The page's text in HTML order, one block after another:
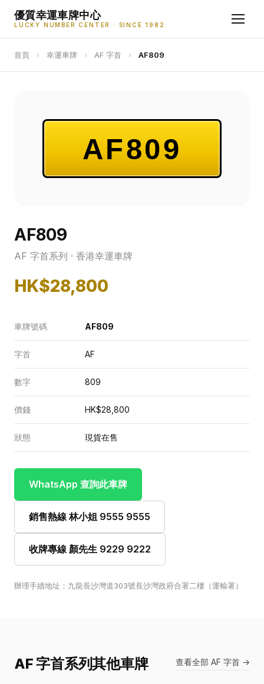
優質幸運車牌中心
LUCKY NUMBER CENTER · SINCE 1982
首頁 › 幸運車牌 › AF 字首 › AF809
AF809
AF809
AF 字首系列 · 香港幸運車牌
HK$28,800
車牌號碼 AF809
字首 AF
數字 809
價錢 HK$28,800
狀態 現貨在售
WhatsApp 查詢此車牌
銷售熱線 林小姐 9555 9555
收牌專線 顏先生 9229 9222
辦理手續地址：九龍長沙灣道303號長沙灣政府合署二樓（運輸署）
AF 字首系列其他車牌 查看全部 AF 字首 →